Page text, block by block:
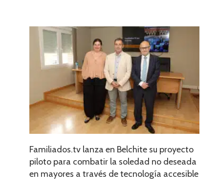
Familiados.tv lanza en Belchite su proyecto
piloto para combatir la soledad no deseada
en mayores a través de tecnología accesible